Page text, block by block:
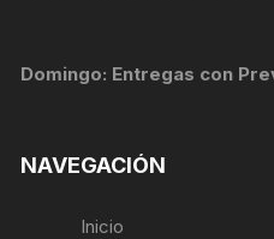
Domingo: Entregas con
NAVEGACIÓN
Inicio